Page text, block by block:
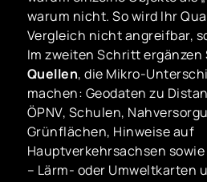
warum nicht. So wird Ihr
Vergleich nicht angreifbar,
Im zweiten Schritt ergänzen
Quellen, die Mikro-
machen: Geodaten zu
ÖPNV, Schulen,
Grünflächen, Hinweise auf
Hauptverkehrsachsen
– Lärm- oder Umweltkarten